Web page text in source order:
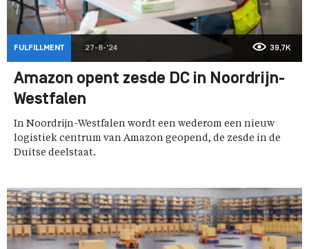
FULFILLMENT 27-8-'24 39,7K
Amazon opent zesde DC in Noordrijn-
Westfalen
In Noordrijn-Westfalen wordt een wederom een nieuw
logistiek centrum van Amazon geopend, de zesde in de
Duitse deelstaat.